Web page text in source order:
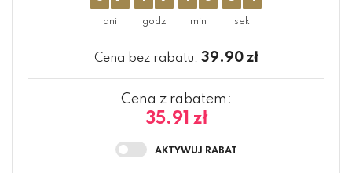
Cena bez rabatu: 39.90 zł
Cena z rabatem:
35.91 zł